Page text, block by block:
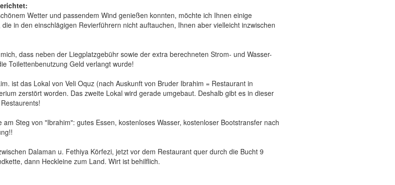
Wetter und passendem Wind genießen konnten, möchte ich Ihnen einige
in den einschlägigen Revierführern nicht auftauchen, Ihnen aber vielleicht inzwischen
dass neben der Liegplatzgebühr sowie der extra berechneten Strom- und Wasser-
Toilettenbenutzung Geld verlangt wurde!
ist das Lokal von Veli Oquz (nach Auskunft von Bruder Ibrahim = Restaurant in
zerstört worden. Das zweite Lokal wird gerade umgebaut. Deshalb gibt es in dieser
am Steg von "Ibrahim": gutes Essen, kostenloses Wasser, kostenloser Bootstransfer nach
Dalaman u. Fethiya Körfezi, jetzt vor dem Restaurant quer durch die Bucht 9
dann Heckleine zum Land. Wirt ist behilflich.